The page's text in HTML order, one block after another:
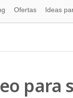
Ofertas Ideas
para